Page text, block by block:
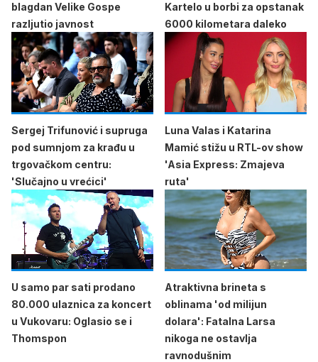
blagdan Velike Gospe
razljutio javnost
Kartelo u borbi za opstanak
6000 kilometara daleko
Sergej Trifunović i supruga
pod sumnjom za krađu u
trgovačkom centru:
'Slučajno u vrećici'
Luna Valas i Katarina
Mamić stižu u RTL-ov show
'Asia Express: Zmajeva
ruta'
U samo par sati prodano
80.000 ulaznica za koncert
u Vukovaru: Oglasio se i
Thomspon
Atraktivna brineta s
oblinama 'od milijun
dolara': Fatalna Larsa
nikoga ne ostavlja
ravnodušnim